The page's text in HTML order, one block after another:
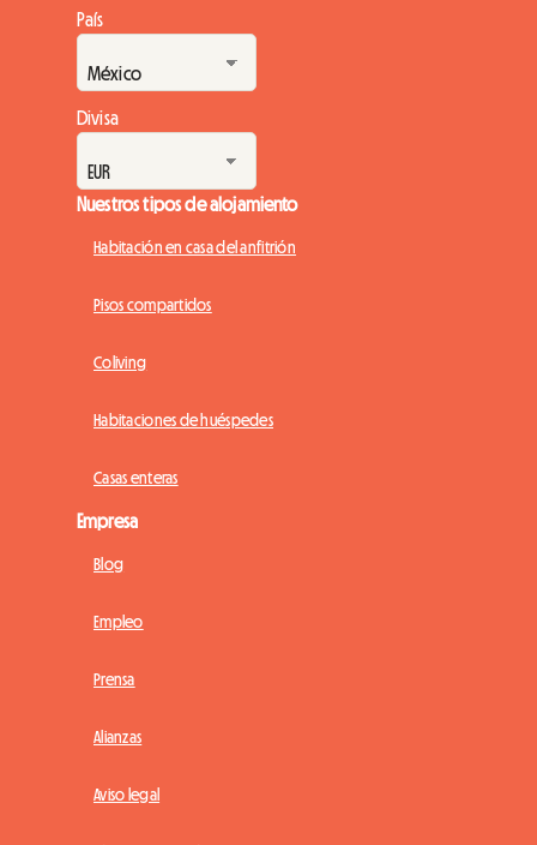
País
Divisa
Nuestros tipos de alojamiento
Habitación en casa del anfitrión
Pisos compartidos
Coliving
Habitaciones de huéspedes
Casas enteras
Empresa
Blog
Empleo
Prensa
Alianzas
Aviso legal